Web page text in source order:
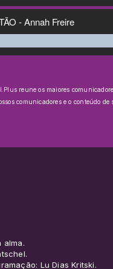
reune os maiores
comunicadores e o conteúdo
alma.
Lu Dias Kritski.